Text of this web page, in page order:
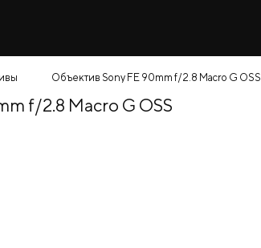
Объектив Sony FE 90mm f/2.8 Macro G OSS
f/2.8 Macro G OSS